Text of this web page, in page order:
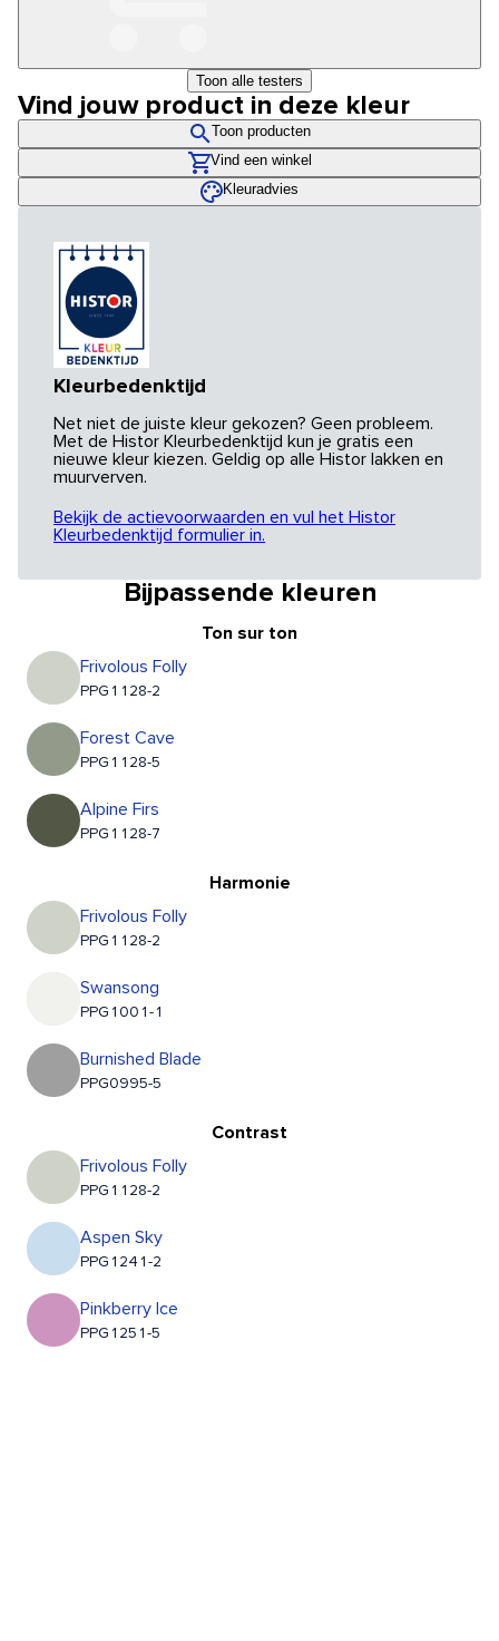
Toon alle testers
Vind jouw product in deze kleur
Toon producten
Vind een winkel
Kleuradvies
Kleurbedenktijd
Net niet de juiste kleur gekozen? Geen probleem.
Met de Histor Kleurbedenktijd kun je gratis een
nieuwe kleur kiezen. Geldig op alle Histor lakken en
muurverven.
Bekijk de actievoorwaarden en vul het Histor
Kleurbedenktijd formulier in.
Bijpassende kleuren
Ton sur ton
Frivolous Folly
PPG1128-2
Forest Cave
PPG1128-5
Alpine Firs
PPG1128-7
Harmonie
Frivolous Folly
PPG1128-2
Swansong
PPG1001-1
Burnished Blade
PPG0995-5
Contrast
Frivolous Folly
PPG1128-2
Aspen Sky
PPG1241-2
Pinkberry Ice
PPG1251-5